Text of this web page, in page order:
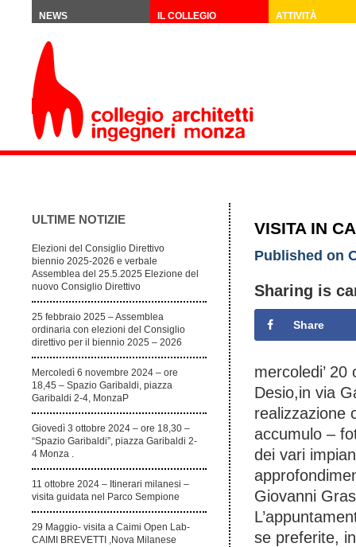
NEWS IL COLLEGIO ATTIVITÀ
ULTIME NOTIZIE
Elezioni del Consiglio Direttivo
biennio 2025-2026 e verbale
Assemblea del 25.5.2025 Elezione del
nuovo Consiglio Direttivo
25 febbraio 2025 – Assemblea
ordinaria con elezioni del Consiglio
direttivo per il biennio 2025 – 2026
Mercoledì 6 novembre 2024 – ore
18,45 – Spazio Garibaldi, piazza
Garibaldi 2-4, MonzaP
Giovedì 3 ottobre 2024 – ore 18,30 –
“Spazio Garibaldi”, piazza Garibaldi 2-
4 Monza .
11 ottobre 2024 – Itinerari milanesi –
visita guidata nel Parco Sempione
29 Maggio- visita a Caimi Open Lab-
CAIMI BREVETTI ,Nova Milanese
VISITA IN
Published on
Sharing is
Share
mercoledi’
Desio,in via
realizzazione
accumulo –
dei vari
Giovanni
se preferite,